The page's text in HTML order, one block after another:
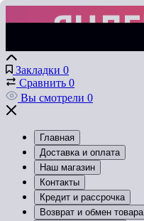
Закладки 0
Сравнить 0
Вы смотрели 0
Главная
Доставка и оплата
Наш магазин
Контакты
Кредит и рассрочка
Возврат и обмен товара